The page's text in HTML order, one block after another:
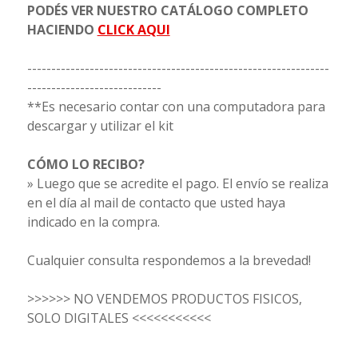
PODÉS VER NUESTRO CATÁLOGO COMPLETO
HACIENDO CLICK AQUI
---------------------------------------------------------------
----------------------------
**Es necesario contar con una computadora para
descargar y utilizar el kit
CÓMO LO RECIBO?
» Luego que se acredite el pago. El envío se realiza
en el día al mail de contacto que usted haya
indicado en la compra.
Cualquier consulta respondemos a la brevedad!
>>>>>> NO VENDEMOS PRODUCTOS FISICOS,
SOLO DIGITALES <<<<<<<<<<<